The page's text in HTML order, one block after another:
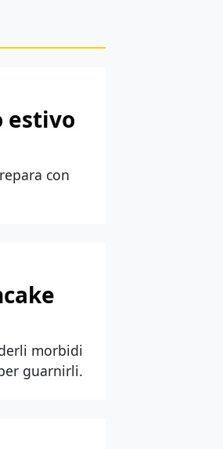
estivo
con
morbidi
guarnirli.